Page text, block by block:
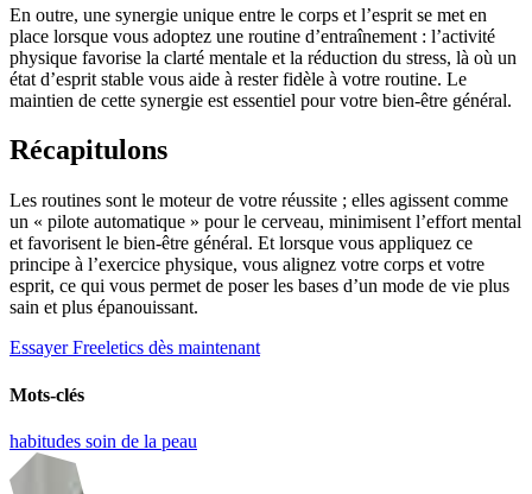
En outre, une synergie unique entre le corps et l’esprit se met en
place lorsque vous adoptez une routine d’entraînement : l’activité
physique favorise la clarté mentale et la réduction du stress, là où un
état d’esprit stable vous aide à rester fidèle à votre routine. Le
maintien de cette synergie est essentiel pour votre bien-être général.
Récapitulons
Les routines sont le moteur de votre réussite ; elles agissent comme
un « pilote automatique » pour le cerveau, minimisent l’effort mental
et favorisent le bien-être général. Et lorsque vous appliquez ce
principe à l’exercice physique, vous alignez votre corps et votre
esprit, ce qui vous permet de poser les bases d’un mode de vie plus
sain et plus épanouissant.
Essayer Freeletics dès maintenant
Mots-clés
habitudes soin de la peau